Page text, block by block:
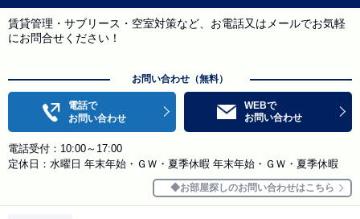
賃貸管理・サブリース・空室対策など、お電話又はメールでお気軽
にお問合せください！
お問い合わせ（無料）
電話で
お問い合わせ
WEBで
お問い合わせ
電話受付：10:00～17:00
定休日：水曜日 年末年始・ＧＷ・夏季休暇 年末年始・ＧＷ・夏季休暇
お部屋探しのお問い合わせはこちら